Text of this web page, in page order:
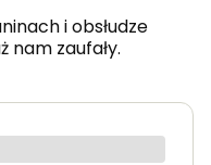
i obsłudze
nam zaufały.
tkanin, kolory